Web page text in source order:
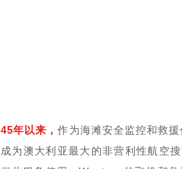
45年以来，作为海滩安全监控和救
成为澳大利亚最大的非营利性航空